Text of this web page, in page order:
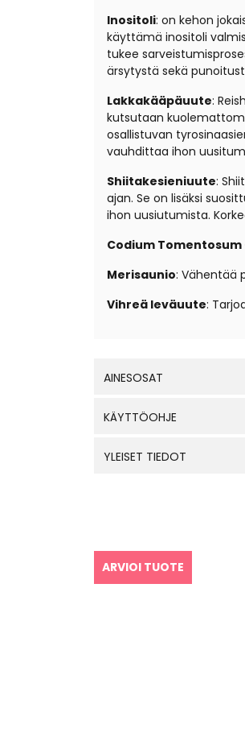
Inositoli: on kehon
käyttämä inositoli
tukee
ärsytystä sekä
Lakkakääpäuute:
kutsutaan
osallistuvan
vauhdittaa ihon
Shiitakesieniuute:
ajan. Se on lisäksi
ihon uusiutumista.
Codium
Merisaunio: Vähentää
Vihreä leväuute: T
AINESOSAT
KÄYTTÖOHJE
YLEISET TIEDOT
ARVIOI TUOTE